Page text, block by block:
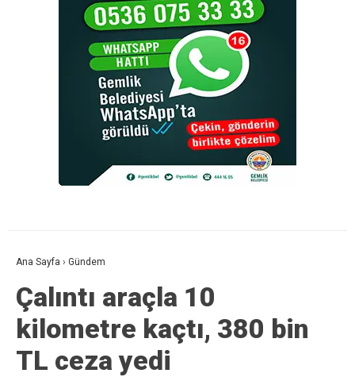
Ana Sayfa › Gündem
Çalıntı araçla 10
kilometre kaçtı, 380 bin
TL ceza yedi